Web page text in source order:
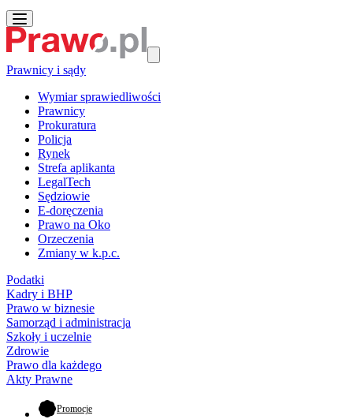
Prawnicy i sądy
Wymiar sprawiedliwości
Prawnicy
Prokuratura
Policja
Rynek
Strefa aplikanta
LegalTech
Sędziowie
E-doręczenia
Prawo na Oko
Orzeczenia
Zmiany w k.p.c.
Podatki
Kadry i BHP
Prawo w biznesie
Samorząd i administracja
Szkoły i uczelnie
Zdrowie
Prawo dla każdego
Akty Prawne
Promocje- otwiera się w nowej karcie